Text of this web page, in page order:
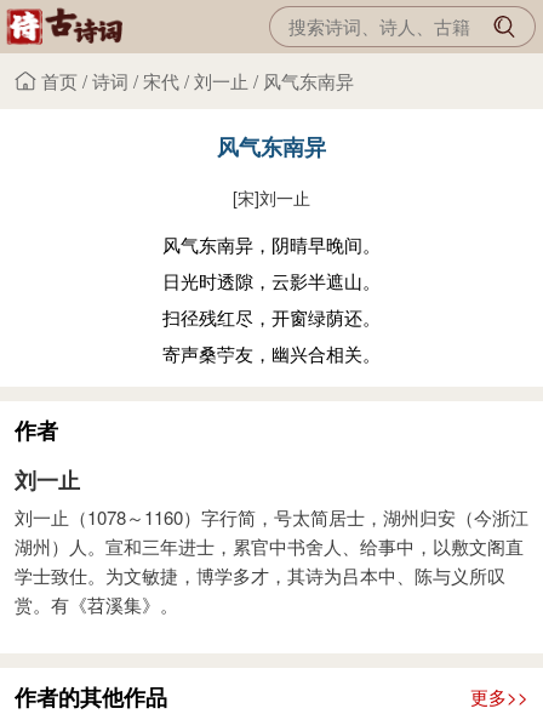
首页/诗词 / 宋代/刘一止 / 风气东南异
风气东南异
[宋]刘一止
风气东南异，阴晴早晚间。
日光时透隙，云影半遮山。
扫径残红尽，开窗绿荫还。
寄声桑苧友，幽兴合相关。
作者
刘一止
刘一止（1078～1160）字行简，号太简居士，湖州归安（今浙江
湖州）人。宣和三年进士，累官中书舍人、给事中，以敷文阁直
学士致仕。为文敏捷，博学多才，其诗为吕本中、陈与义所叹
赏。有《苕溪集》。
作者的其他作品
更多>>